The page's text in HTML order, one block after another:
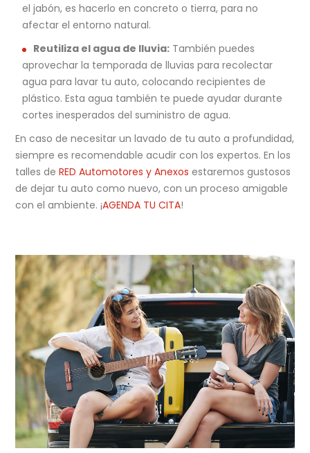
el jabón, es hacerlo en concreto o tierra, para no
afectar el entorno natural.
Reutiliza el agua de lluvia: También puedes
aprovechar la temporada de lluvias para recolectar
agua para lavar tu auto, colocando recipientes de
plástico. Esta agua también te puede ayudar durante
cortes inesperados del suministro de agua.
En caso de necesitar un lavado de tu auto a profundidad,
siempre es recomendable acudir con los expertos. En los
talles deRED Automotores y Anexos estaremos gustosos
de dejar tu auto como nuevo, con un proceso amigable
con el ambiente. ¡AGENDA TU CITA!